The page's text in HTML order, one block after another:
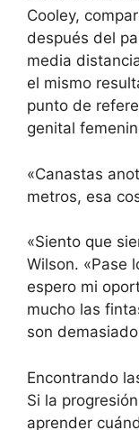
Cooley,
después del
media
el mismo
punto de
genital
«Canastas
metros, esa
«Siento que
Wilson. «Pase
espero mi
mucho las
son
Encontrando
Si la
aprender